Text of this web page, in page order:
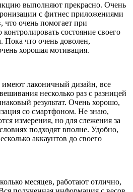
выполняют прекрасно. Очень
с фитнес приложениями
что очень помогает при
состояние своего
Пока что очень доволен,
хорошая мотивация.
лаконичный дизайн, все
несколько раз с разницей
результат. Очень хорошо,
со смартфоном. Не знаю,
измерения, но для слежения за
подходят вполне. Удобно,
аккаунтов до своего
месяцев, работают отлично,